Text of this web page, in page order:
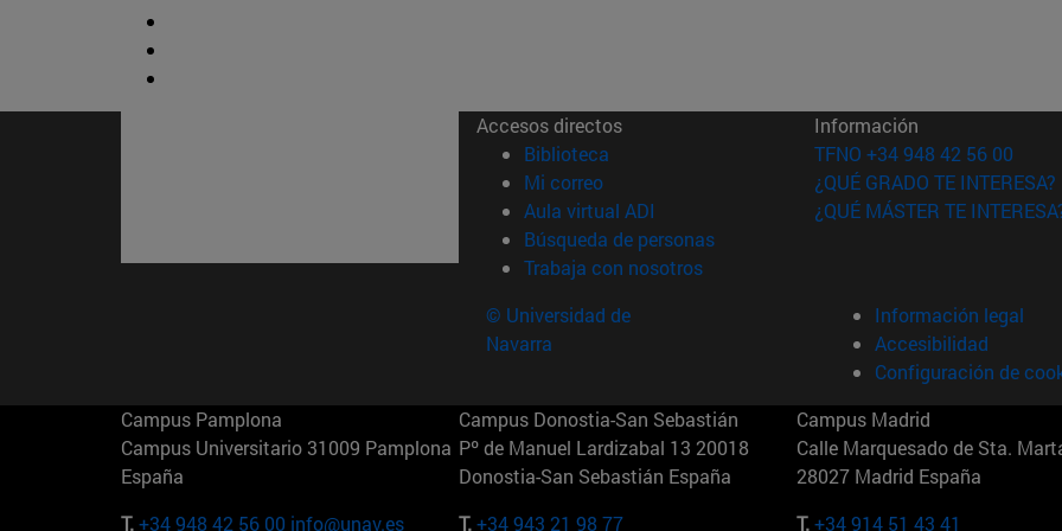
Accesos directos
Biblioteca (abre en nueva ventana)
Mi correo(abre en nueva ventana)
Aula virtual ADI (abre en nueva ventana)
Búsqueda de personas(abre en nueva ventana)
Trabaja con nosotros(abre en nueva ventana)
Información
TFNO +34 948 42 56 00
¿QUÉ GRADO TE INTERESA?
¿QUÉ MÁSTER TE
© Universidad de
Navarra
Información legal
Accesibilidad
Configuración de
Campus Pamplona
Campus Universitario 31009 Pamplona
España
T.+34 948 42 56 00 info@unav.es
Campus Donostia-San Sebastián
Pº de Manuel Lardizabal 13 20018
Donostia-San Sebastián España
T.+34 943 21 98 77
Campus Madrid
Calle Marquesado de Sta.
28027 Madrid España
T.+34 914 51 43 41